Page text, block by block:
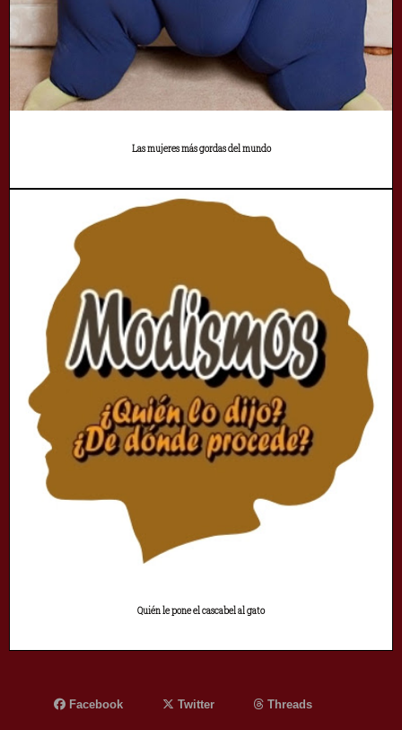
Las mujeres más gordas del mundo
Quién le pone el cascabel al gato
Facebook Twitter Threads